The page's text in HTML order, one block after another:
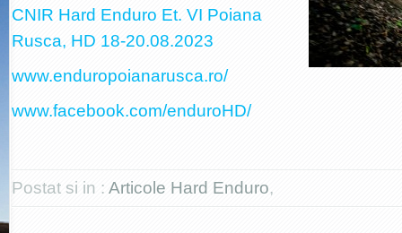
CNIR Hard Enduro Et. VI Poiana
Rusca, HD 18-20.08.2023
www.enduropoianarusca.ro/
www.facebook.com/enduroHD/
Postat si in : Articole Hard Enduro,